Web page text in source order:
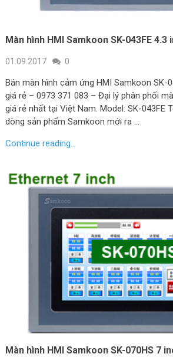
Màn hình HMI Samkoon SK-043FE 4.3
01.09.2017 0
Bán màn hình cảm ứng HMI Samkoon SK-
giá rẻ – 0973 371 083 – Đại lý phân phối
giá rẻ nhất tại Việt Nam. Model: SK-043FE
dòng sản phẩm Samkoon mới ra …
Continue reading...
Màn hình HMI Samkoon SK-070HS 7